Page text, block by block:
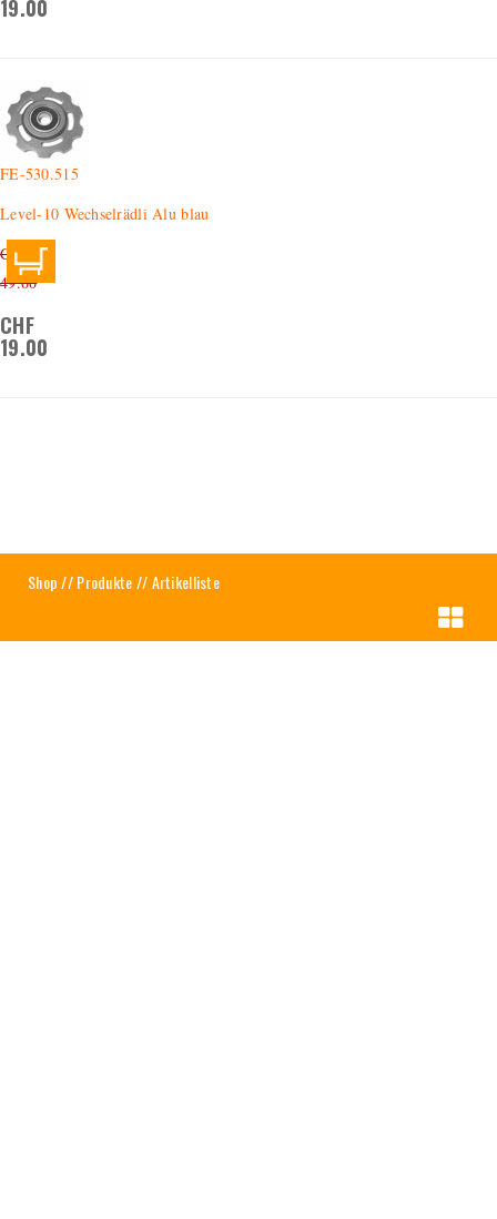
19.00
FE-530.515
Level-10 Wechselrädli Alu blau
CHF
49.00
CHF
19.00
Shop//Produkte// Artikelliste